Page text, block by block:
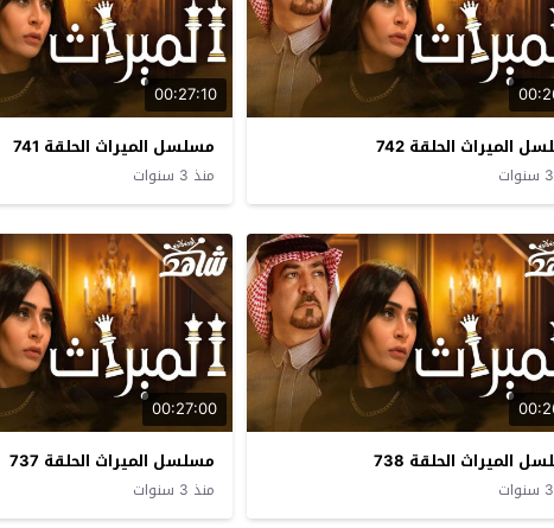
الميراث الحلقة 742
00:27:10
مسلسل الميراث الحلقة 741
منذ 3 سنوات
الميراث الحلقة 738
00:27:00
مسلسل الميراث الحلقة 737
منذ 3 سنوات